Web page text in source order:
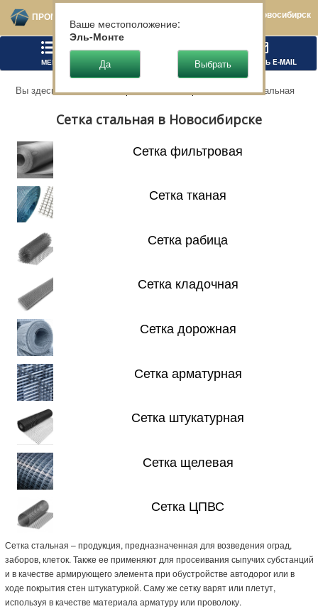
ПРОМТЕХСТАЛЬ Новосибирск
МЕНЮ НАПИСАТЬ E-MAIL
Вы здесь: Главная Чёрный металлопрокат Сетка стальная
Сетка стальная в Новосибирске
Сетка фильтровая
Сетка тканая
Сетка рабица
Сетка кладочная
Сетка дорожная
Сетка арматурная
Сетка штукатурная
Сетка щелевая
Сетка ЦПВС
Сетка стальная – продукция, предназначенная для возведения оград,
заборов, клеток. Также ее применяют для просеивания сыпучих субстанций
и в качестве армирующего элемента при обустройстве автодорог или в
ходе покрытия стен штукатуркой. Саму же сетку варят или плетут,
используя в качестве материала арматуру или проволоку.
Ваше местоположение:
Эль-Монте